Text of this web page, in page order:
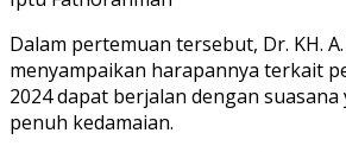
Dalam pertemuan tersebut, Dr. KH.
menyampaikan harapannya terkait
2024 dapat berjalan dengan suasana
penuh kedamaian.